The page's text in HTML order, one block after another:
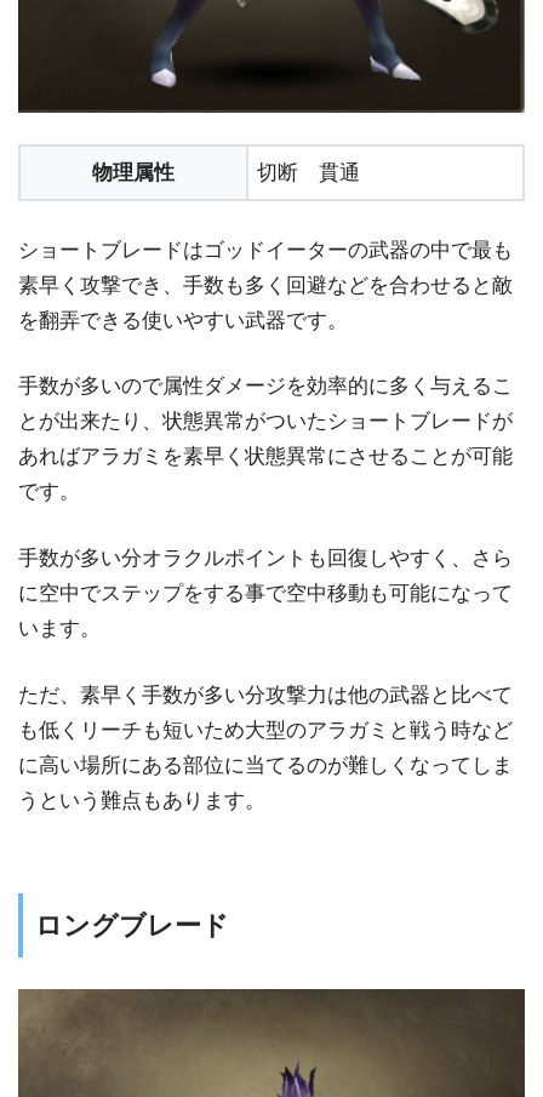
物理属性 切断 貫通
ショートブレードはゴッドイーターの武器の中で最も
素早く攻撃でき、手数も多く回避などを合わせると敵
を翻弄できる使いやすい武器です。
手数が多いので属性ダメージを効率的に多く与えるこ
とが出来たり、状態異常がついたショートブレードが
あればアラガミを素早く状態異常にさせることが可能
です。
手数が多い分オラクルポイントも回復しやすく、さら
に空中でステップをする事で空中移動も可能になって
います。
ただ、素早く手数が多い分攻撃力は他の武器と比べて
も低くリーチも短いため大型のアラガミと戦う時など
に高い場所にある部位に当てるのが難しくなってしま
うという難点もあります。
ロングブレード